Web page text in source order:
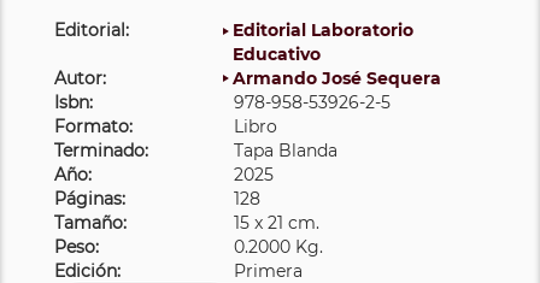
Editorial:
Editorial Laboratorio
Educativo
Autor:
Armando José Sequera
Isbn:
978-958-53926-2-5
Formato:
Libro
Terminado:
Tapa Blanda
Año:
2025
Páginas:
128
Tamaño:
15 x 21 cm.
Peso:
0.2000 Kg.
Edición:
Primera